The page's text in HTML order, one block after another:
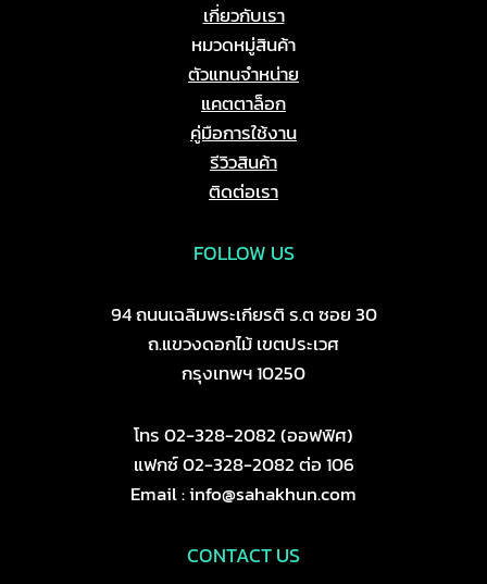
เกี่ยวกับเรา
หมวดหมู่สินค้า
ตัวแทนจำหน่าย
แคตตาล็อก
คู่มือการใช้งาน
รีวิวสินค้า
ติดต่อเรา
FOLLOW US
94 ถนนเฉลิมพระเกียรติ ร.ต ซอย 30
ถ.แขวงดอกไม้ เขตประเวศ
กรุงเทพฯ 10250
โทร 02-328-2082 (ออฟฟิศ)
แฟกซ์ 02-328-2082 ต่อ 106
Email : info@sahakhun.com
CONTACT US